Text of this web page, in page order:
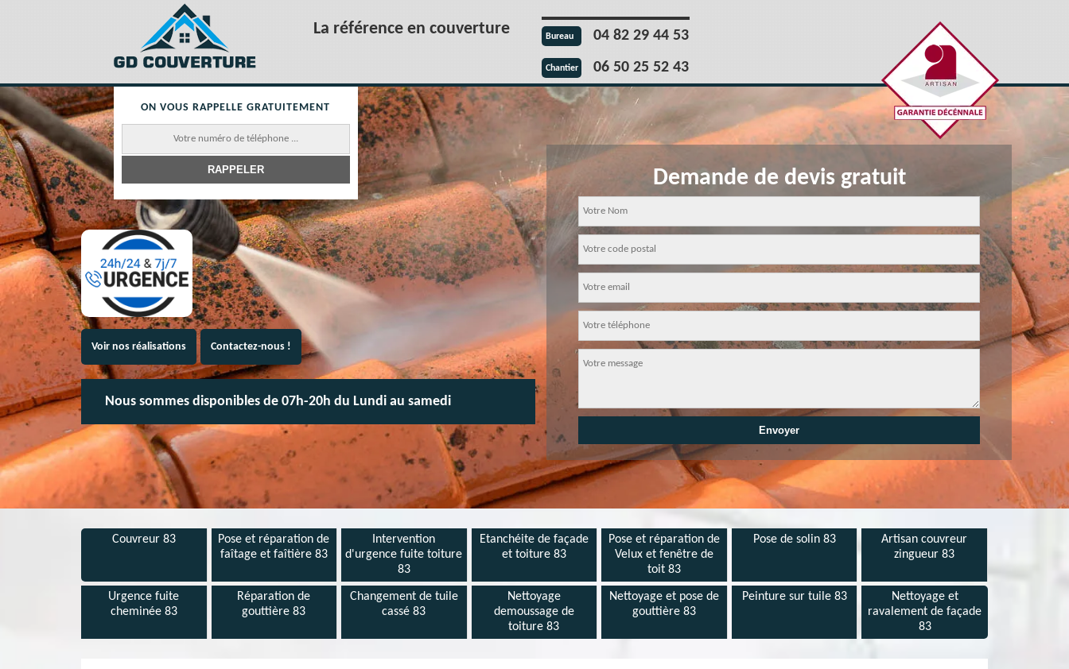
La référence en couverture Bureau 04 82 29 44 53
Chantier 06 50 25 52 43
Voir nos réalisations Contactez-nous !
Nous sommes disponibles de 07h-20h du Lundi au samedi
Demande de devis gratuit
ON VOUS RAPPELLE GRATUITEMENT
Couvreur 83
Pose et réparation de
faîtage et faîtière 83
Intervention
d'urgence fuite toiture
83
Etanchéite de façade
et toiture 83
Pose et réparation de
Velux et fenêtre de
toit 83
Pose de solin 83
Artisan couvreur
zingueur 83
Urgence fuite
cheminée 83
Réparation de
gouttière 83
Changement de tuile
cassé 83
Nettoyage
demoussage de
toiture 83
Nettoyage et pose de
gouttière 83
Peinture sur tuile 83
Nettoyage et
ravalement de façade
83